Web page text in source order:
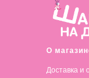
О
Доставка и